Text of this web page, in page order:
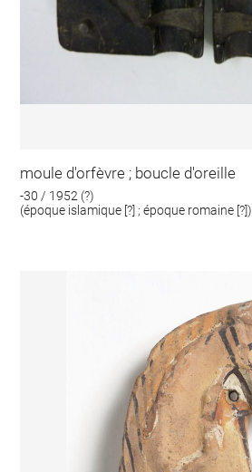
moule d'orfèvre ; boucle d'oreille
-30 / 1952 (?)
(époque islamique [?] ; époque romaine [?])